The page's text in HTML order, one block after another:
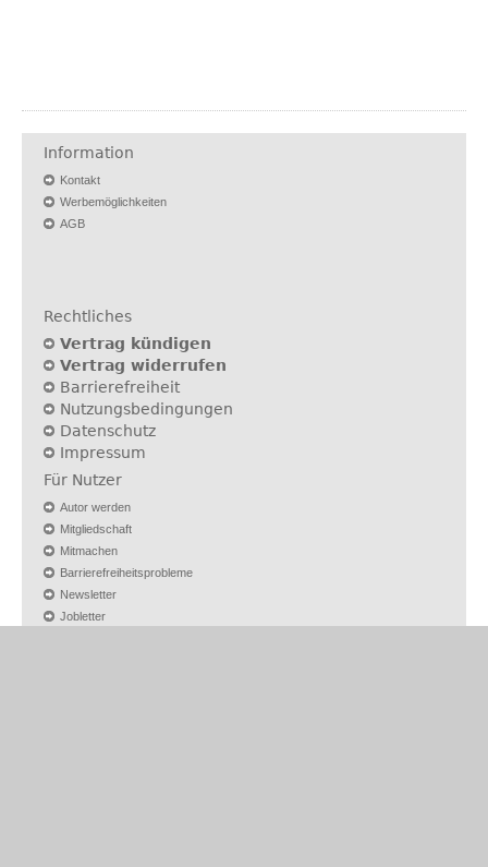
Information
Kontakt
Werbemöglichkeiten
AGB
Rechtliches
Vertrag kündigen
Vertrag widerrufen
Barrierefreiheit
Nutzungsbedingungen
Datenschutz
Impressum
Für Nutzer
Autor werden
Mitgliedschaft
Mitmachen
Barrierefreiheitsprobleme
Newsletter
Jobletter